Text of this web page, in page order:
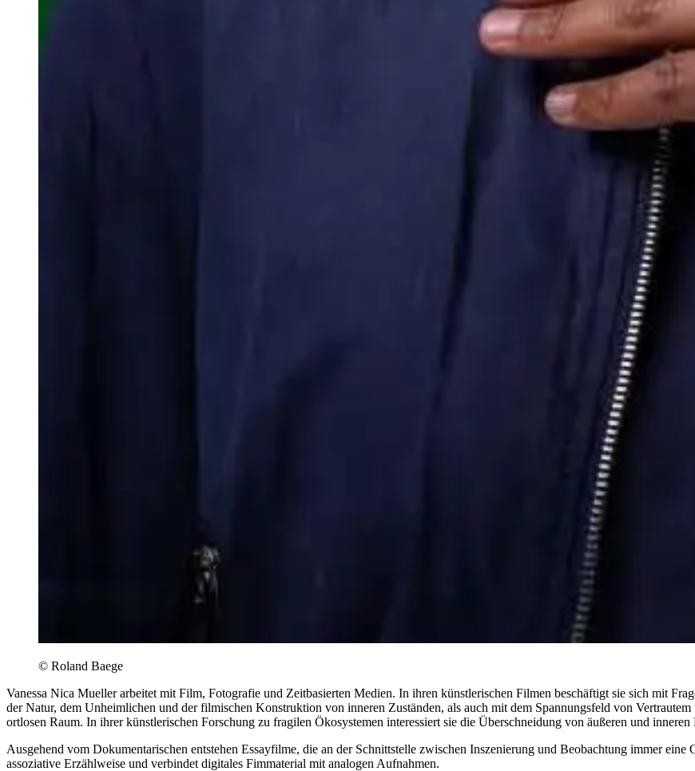
© Roland Baege
Vanessa Nica Mueller arbeitet mit Film, Fotografie und Zeitbasierten Medien. In ihren künstlerischen Filmen beschäftigt sie sich mit
der Natur, dem Unheimlichen und der filmischen Konstruktion von inneren Zuständen, als auch mit dem Spannungsfeld von
ortlosen Raum. In ihrer künstlerischen Forschung zu fragilen Ökosystemen interessiert sie die Überschneidung von äußeren und
Ausgehend vom Dokumentarischen entstehen Essayfilme, die an der Schnittstelle zwischen Inszenierung und Beobachtung immer
assoziative Erzählweise und verbindet digitales Fimmaterial mit analogen Aufnahmen.